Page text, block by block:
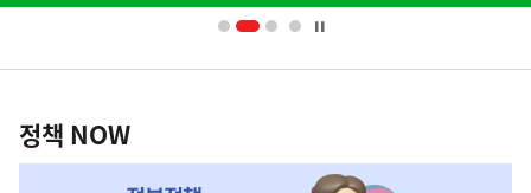
영
책
NOW,
정책 NOW